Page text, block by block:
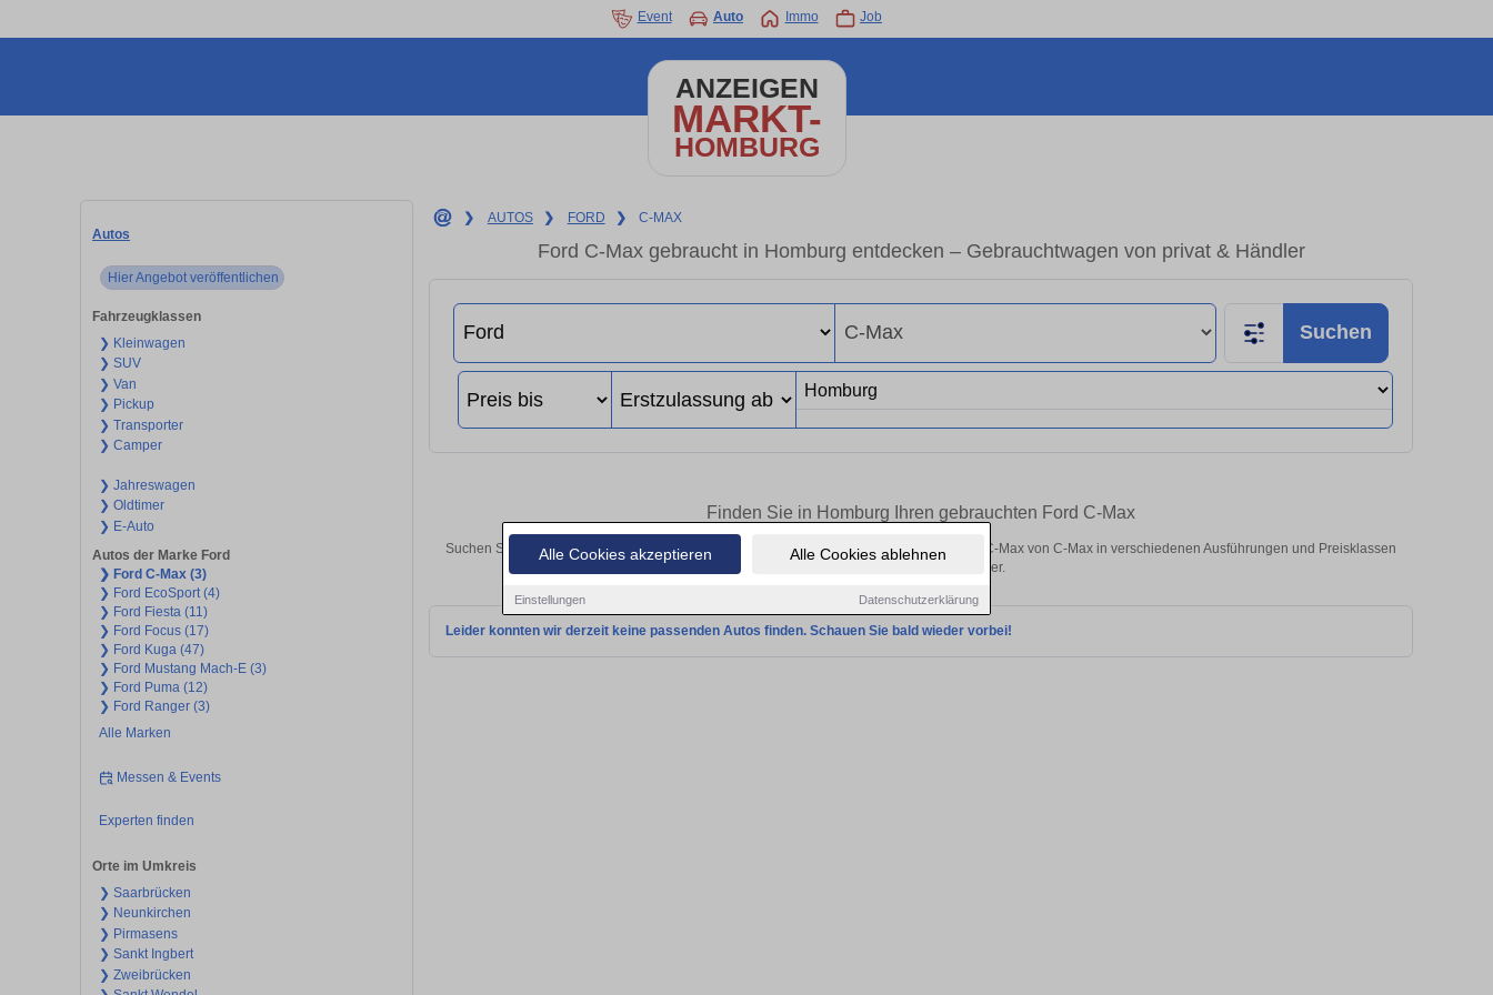
Alle Cookies akzeptieren Alle Cookies ablehnen
Einstellungen Datenschutzerklärung
Event Auto Immo Job
ANZEIGEN
MARKT-
HOMBURG
Autos
Hier Angebot veröffentlichen
Fahrzeugklassen
❯ Kleinwagen
❯ SUV
❯ Van
❯ Pickup
❯ Transporter
❯ Camper
❯ Jahreswagen
❯ Oldtimer
❯ E-Auto
Autos der Marke Ford
❯ Ford C-Max (3)
❯ Ford EcoSport (4)
❯ Ford Fiesta (11)
❯ Ford Focus (17)
❯ Ford Kuga (47)
❯ Ford Mustang Mach-E (3)
❯ Ford Puma (12)
❯ Ford Ranger (3)
Alle Marken
Messen & Events
Experten finden
Orte im Umkreis
❯ Saarbrücken
❯ Neunkirchen
❯ Pirmasens
❯ Sankt Ingbert
❯ Zweibrücken
❯ AUTOS ❯ FORD ❯ C-MAX
Ford C-Max gebraucht in Homburg entdecken – Gebrauchtwagen von privat & Händler
Suchen
Finden Sie in Homburg Ihren gebrauchten Ford C-Max
Suchen Sie in Homburg einen Ford C-Max Gebrauchtwagen? Entdecken Sie gebrauchte C-Max von C-Max in verschiedenen Ausführungen und Preisklassen
von privat und vom Händler.
Leider konnten wir derzeit keine passenden Autos finden. Schauen Sie bald wieder vorbei!